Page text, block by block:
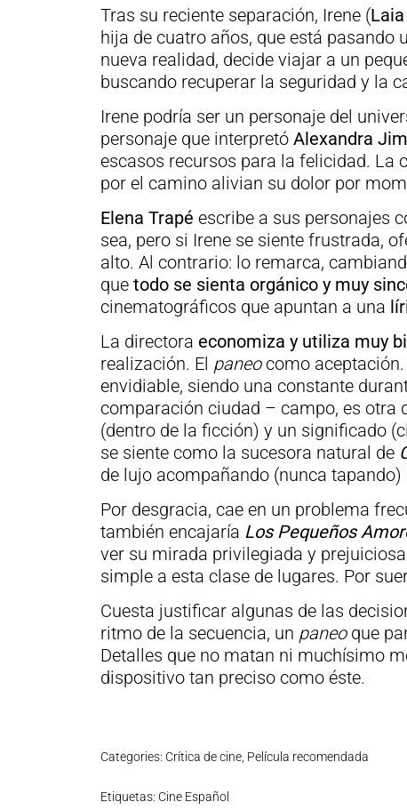
Tras su reciente separación, Irene (
hija de cuatro años, que está pasando
nueva realidad, decide viajar a un
buscando recuperar la seguridad y la
Irene podría ser un personaje del
personaje que interpretó Alexandra
escasos recursos para la felicidad. La
por el camino alivian su dolor por
Elena Trapé escribe a sus personajes
sea, pero si Irene se siente frustrada,
alto. Al contrario: lo remarca,
que todo se sienta orgánico y muy
cinematográficos que apuntan a una
La directora economiza y utiliza muy
realización. El paneo como aceptación.
envidiable, siendo una constante
comparación ciudad – campo, es otra
(dentro de la ficción) y un significado
se siente como la sucesora natural de
de lujo acompañando (nunca tapando)
Por desgracia, cae en un problema
también encajaría Los Pequeños
ver su mirada privilegiada y
simple a esta clase de lugares. Por
Cuesta justificar algunas de las
ritmo de la secuencia, un paneo que
Detalles que no matan ni muchísimo
dispositivo tan preciso como éste.
Categories: Crítica de cine, Película recomendada
Etiquetas: Cine Español